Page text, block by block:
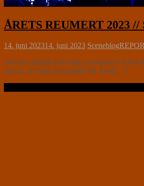
ÅRETS REUMERT 2023 //
14. juni 202314. juni 2023 Sceneblog
Der sker faktisk fede ting i provinsen!
præcis, at Karla Rosendahl fik Årets[…]